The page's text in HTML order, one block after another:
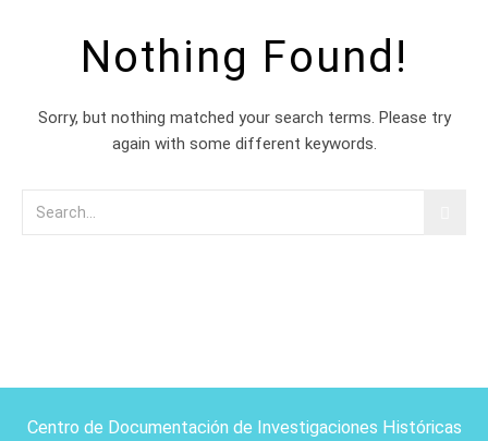
Nothing Found!
Sorry, but nothing matched your search terms. Please try
again with some different keywords.
Centro de Documentación de Investigaciones Históricas